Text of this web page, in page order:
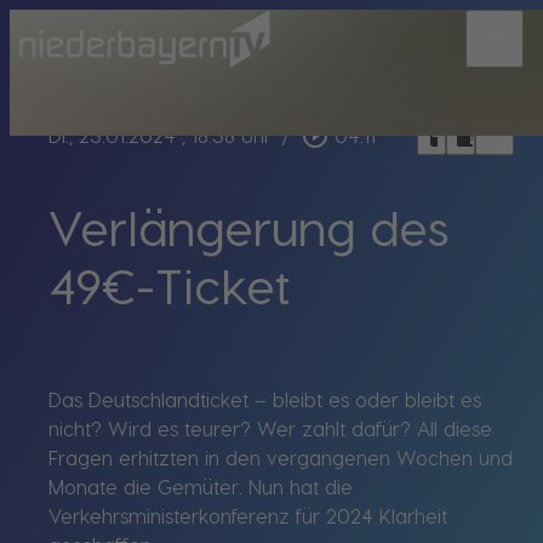
Di., 23.01.2024, 18:38 Uhr / play_circle_outline 04:11 headphoneschrome_reader_modebookmark_border
Verlängerung des
49€-Ticket
Das Deutschlandticket – bleibt es oder bleibt es
nicht? Wird es teurer? Wer zahlt dafür? All diese
Fragen erhitzten in den vergangenen Wochen und
Monate die Gemüter. Nun hat die
Verkehrsministerkonferenz für 2024 Klarheit